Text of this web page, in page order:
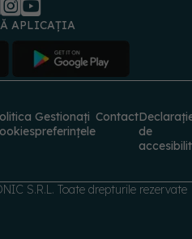
Gestionați
preferințele
S.R.L. Toate drepturile rezervate